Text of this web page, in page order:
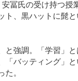
冨氏の受け持つ授
ト、黒ハットに髭
強調。「学習」
「バッティング」
た。